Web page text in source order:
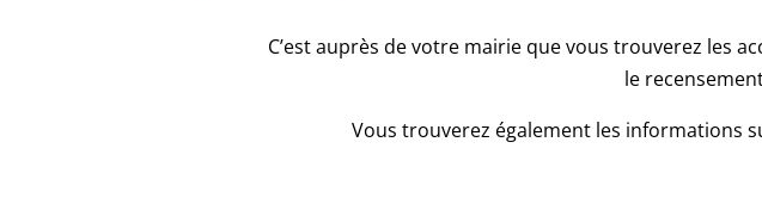
C’est auprès de votre mairie que vous trouverez les
le
Vous trouverez également les informations